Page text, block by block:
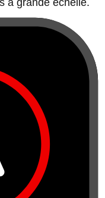
à grande échelle.